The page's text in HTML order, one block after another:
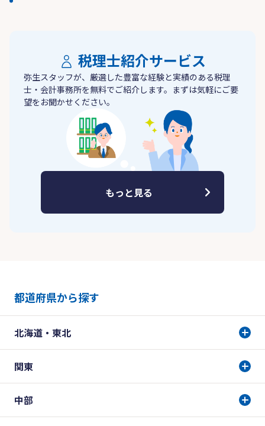
税理士紹介サービス
弥生スタッフが、厳選した豊富な経験と実績のある税理
士・会計事務所を無料でご紹介します。まずは気軽にご要
望をお聞かせください。
もっと見る
都道府県から探す
北海道・東北
関東
中部